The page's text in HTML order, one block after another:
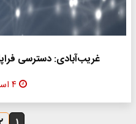
غریب‌آبادی: دسترسی
۴ اسفند ۱۳۹۹